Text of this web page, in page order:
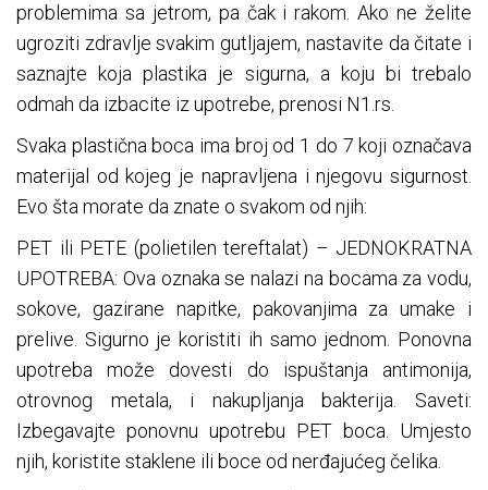
problemima sa jetrom, pa čak i rakom. Ako ne želite
ugroziti zdravlje svakim gutljajem, nastavite da čitate i
saznajte koja plastika je sigurna, a koju bi trebalo
odmah da izbacite iz upotrebe, prenosi N1.rs.
Svaka plastična boca ima broj od 1 do 7 koji označava
materijal od kojeg je napravljena i njegovu sigurnost.
Evo šta morate da znate o svakom od njih:
PET ili PETE (polietilen tereftalat) – JEDNOKRATNA
UPOTREBA: Ova oznaka se nalazi na bocama za vodu,
sokove, gazirane napitke, pakovanjima za umake i
prelive. Sigurno je koristiti ih samo jednom. Ponovna
upotreba može dovesti do ispuštanja antimonija,
otrovnog metala, i nakupljanja bakterija. Saveti:
Izbegavajte ponovnu upotrebu PET boca. Umjesto
njih, koristite staklene ili boce od nerđajućeg čelika.